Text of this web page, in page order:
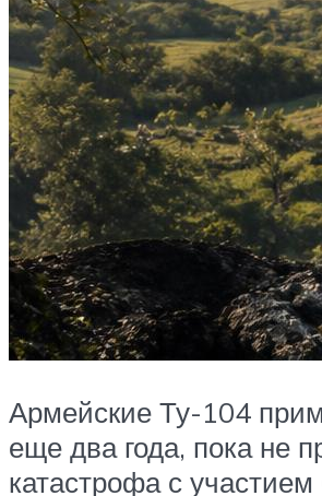
Армейские Ту-104
еще два года, пока не
катастрофа с участием